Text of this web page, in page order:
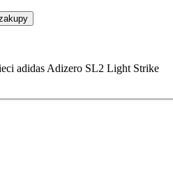
adidas Adizero SL2 Light Strike